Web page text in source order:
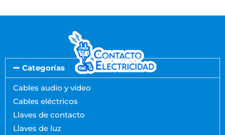
Categorías
Cables audio y video
Cables eléctricos
Llaves de contacto
Llaves de luz